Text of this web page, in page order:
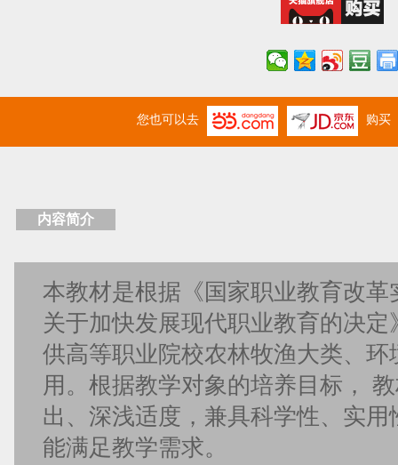
您也可以去 购买
内容简介
本教材是根据《国家职业教育改
关于加快发展现代职业教育的决
供高等职业院校农林牧渔大类、
用。根据教学对象的培养目标，
出、深浅适度，兼具科学性、实
能满足教学需求。